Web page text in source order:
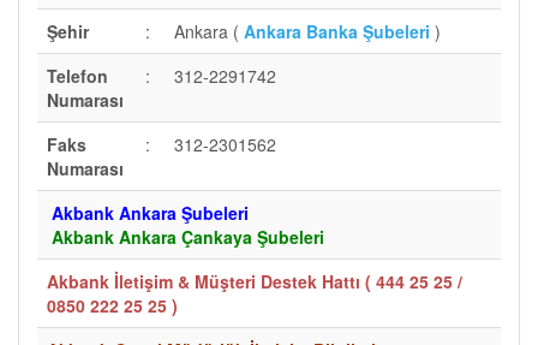
Şehir
: Ankara ( Ankara Banka Şubeleri )
Telefon
Numarası
: 312-2291742
Faks
Numarası
: 312-2301562
Akbank Ankara Şubeleri
Akbank Ankara Çankaya Şubeleri
Akbank İletişim & Müşteri Destek Hattı ( 444 25 25 /
0850 222 25 25 )